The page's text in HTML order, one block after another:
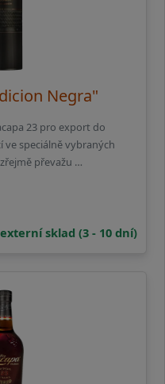
Negra"
23 pro export do
ve speciálně vybraných
převažu …
externí sklad (3 - 10 dní)